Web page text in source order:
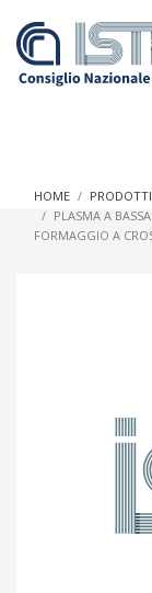
HOME
PLASMA A
FORMAGGIO A